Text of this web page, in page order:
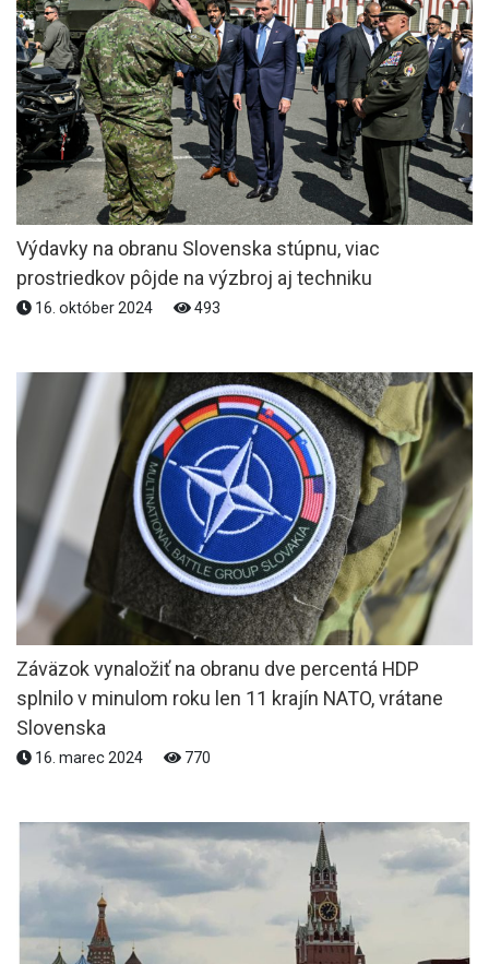
Výdavky na obranu Slovenska stúpnu, viac
prostriedkov pôjde na výzbroj aj techniku
16. október 2024 493
Záväzok vynaložiť na obranu dve percentá HDP
splnilo v minulom roku len 11 krajín NATO, vrátane
Slovenska
16. marec 2024 770